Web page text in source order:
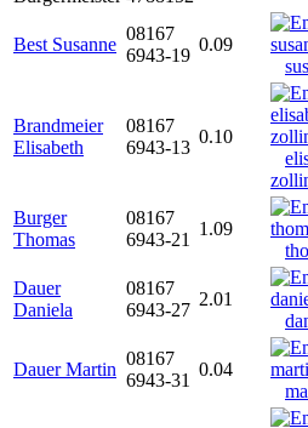
Best Susanne
08167
6943-19
0.09
Brandmeier
Elisabeth
08167
6943-13
0.10
Burger
Thomas
08167
6943-21
1.09
Dauer
Daniela
08167
6943-27
2.01
Dauer Martin
08167
6943-31
0.04